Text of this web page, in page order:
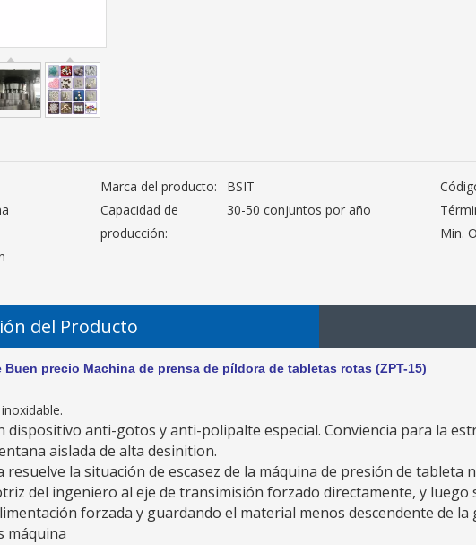
Marca del producto: BSIT
Capacidad de
producción:
30-50 conjuntos por año
Min.
del Producto
de prensa de píldora de tabletas rotas (ZPT-15)
dispositivo anti-gotos y anti-polipalte especial. Conviencia para la
aislada de alta desinition.
la situación de escasez de la máquina de presión de tableta
del ingeniero al eje de transimisión forzado directamente, y
forzada y guardando el material menos descendente de la
máquina